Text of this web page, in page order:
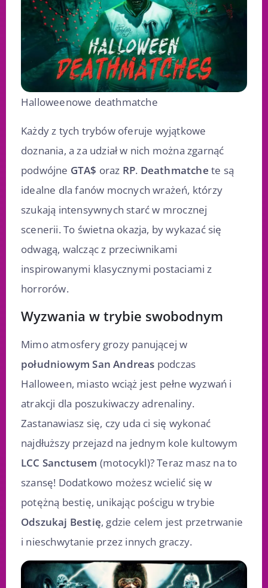
Halloweenowe deathmatche
Każdy z tych trybów oferuje wyjątkowe
doznania, a za udział w nich można zgarnąć
podwójne GTA$ oraz RP. Deathmatche te są
idealne dla fanów mocnych wrażeń, którzy
szukają intensywnych starć w mrocznej
scenerii. To świetna okazja, by wykazać się
odwagą, walcząc z przeciwnikami
inspirowanymi klasycznymi postaciami z
horrorów.
Wyzwania w trybie swobodnym
Mimo atmosfery grozy panującej w
południowym San Andreas podczas
Halloween, miasto wciąż jest pełne wyzwań i
atrakcji dla poszukiwaczy adrenaliny.
Zastanawiasz się, czy uda ci się wykonać
najdłuższy przejazd na jednym kole kultowym
LCC Sanctusem (motocykl)? Teraz masz na to
szansę! Dodatkowo możesz wcielić się w
potężną bestię, unikając pościgu w trybie
Odszukaj Bestię, gdzie celem jest przetrwanie
i nieschwytanie przez innych graczy.